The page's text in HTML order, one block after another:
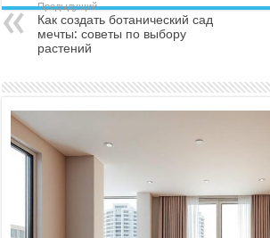
Предыдущий
Как создать ботанический сад
мечты: советы по выбору
растений